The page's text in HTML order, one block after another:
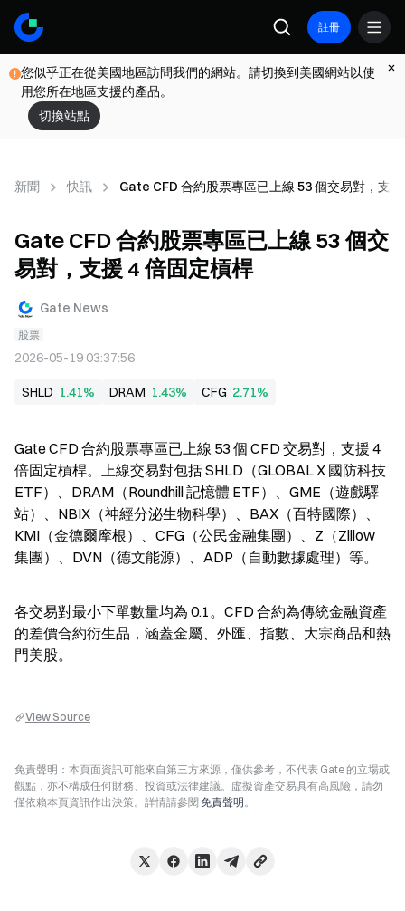
註冊
您似乎正在從美國地區訪問我們的網站。請切換到美國網站以使
用您所在地區支援的產品。
切換站點
新聞 快訊 Gate CFD 合約股票專區已上線 53 個交易對，支
Gate CFD 合約股票專區已上線 53 個交
易對，支援 4 倍固定槓桿
Gate News
股票
2026-05-19 03:37:56
SHLD 1.41% DRAM 1.43% CFG 2.71%
Gate CFD 合約股票專區已上線 53 個 CFD 交易對，支援 4
倍固定槓桿。上線交易對包括 SHLD（GLOBAL X 國防科技
ETF）、DRAM（Roundhill 記憶體 ETF）、GME（遊戲驛
站）、NBIX（神經分泌生物科學）、BAX（百特國際）、
KMI（金德爾摩根）、CFG（公民金融集團）、Z（Zillow
集團）、DVN（德文能源）、ADP（自動數據處理）等。
各交易對最小下單數量均為 0.1。CFD 合約為傳統金融資產
的差價合約衍生品，涵蓋金屬、外匯、指數、大宗商品和熱
門美股。
View Source
免責聲明：本頁面資訊可能來自第三方來源，僅供參考，不代表 Gate 的立場或
觀點，亦不構成任何財務、投資或法律建議。虛擬資產交易具有高風險，請勿
僅依賴本頁資訊作出決策。詳情請參閱 免責聲明。